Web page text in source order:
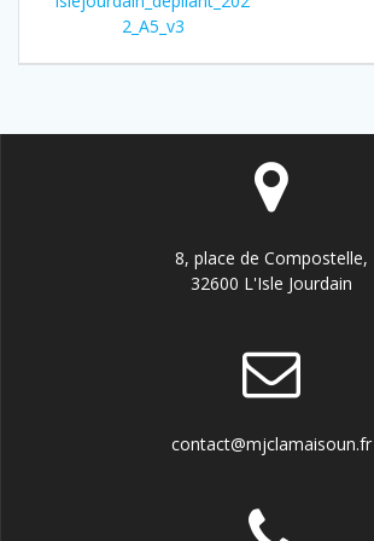
de
l’article
2_A5_v3
8, place de Compostelle,
32600 L'Isle Jourdain
contact@mjclamaisoun.fr